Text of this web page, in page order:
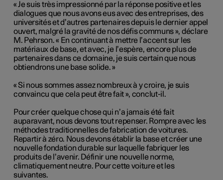
« Je suis très impressionné par la réponse positive et les
dialogues que nous avons eus avec des entreprises, des
universités et d’autres partenaires depuis le dernier appel
ouvert, malgré la gravité de nos défis communs », déclare
M. Pehrson. « En continuant à mettre l’accent sur les
matériaux de base, et avec, je l’espère, encore plus de
partenaires dans ce domaine, je suis certain que nous
obtiendrons une base solide. »
« Si nous sommes assez nombreux à y croire, je suis
convaincu que cela peut être fait », conclut-il.
Pour créer quelque chose qui n’a jamais été fait
auparavant, nous devons tout repenser. Rompre avec les
méthodes traditionnelles de fabrication de voitures.
Repartir à zéro. Nous devons établir la base et créer une
nouvelle fondation durable sur laquelle fabriquer les
produits de l’avenir. Définir une nouvelle norme,
climatiquement neutre. Pour cette voiture et les
suivantes.